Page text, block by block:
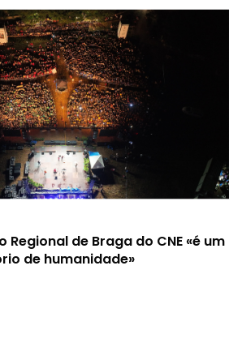
de Braga do CNE «é um
de humanidade»